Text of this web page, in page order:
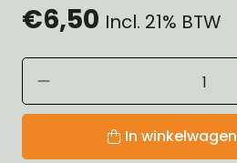
€6,50 Incl. 21% BTW
In winkelwagen